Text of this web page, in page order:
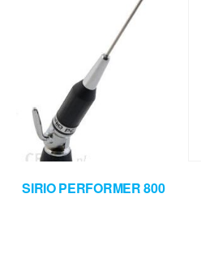
SIRIO PERFORMER 800